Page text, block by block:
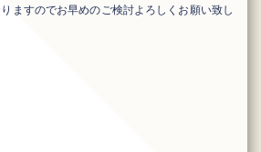
ますのでお早めのご検討よろしくお願い致し